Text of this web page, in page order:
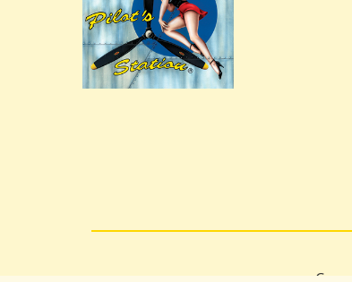
Sous-verres Classic Instruments (set
6pcs)
33.80€/CEE
28.17€/HORS CEE